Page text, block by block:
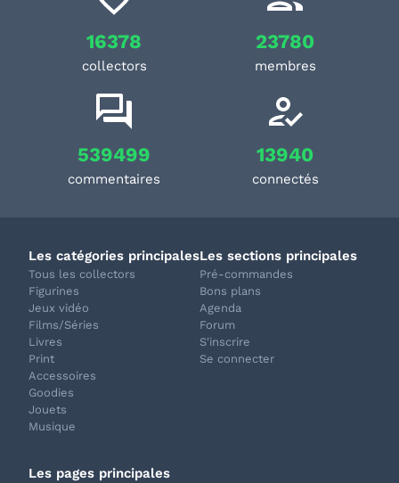
16378
collectors
23780
membres
539499
commentaires
13940
connectés
Les catégories principales
Tous les collectors
Figurines
Jeux vidéo
Films/Séries
Livres
Print
Accessoires
Goodies
Jouets
Musique
Les sections principales
Pré-commandes
Bons plans
Agenda
Forum
S'inscrire
Se connecter
Les pages principales